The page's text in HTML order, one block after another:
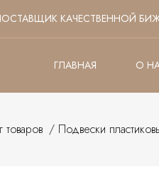
КАЧЕСТВЕННОЙ
ГЛАВНАЯ О
товаров / Подвески